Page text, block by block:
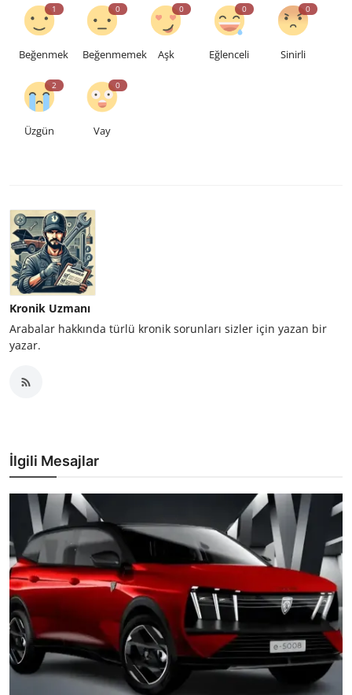
1
Beğenmek
0
Beğenmemek
0
Aşk
0
Eğlenceli
0
Sinirli
2
Üzgün
0
Vay
Kronik Uzmanı
Arabalar hakkında türlü kronik sorunları sizler için yazan bir
yazar.
İlgili Mesajlar